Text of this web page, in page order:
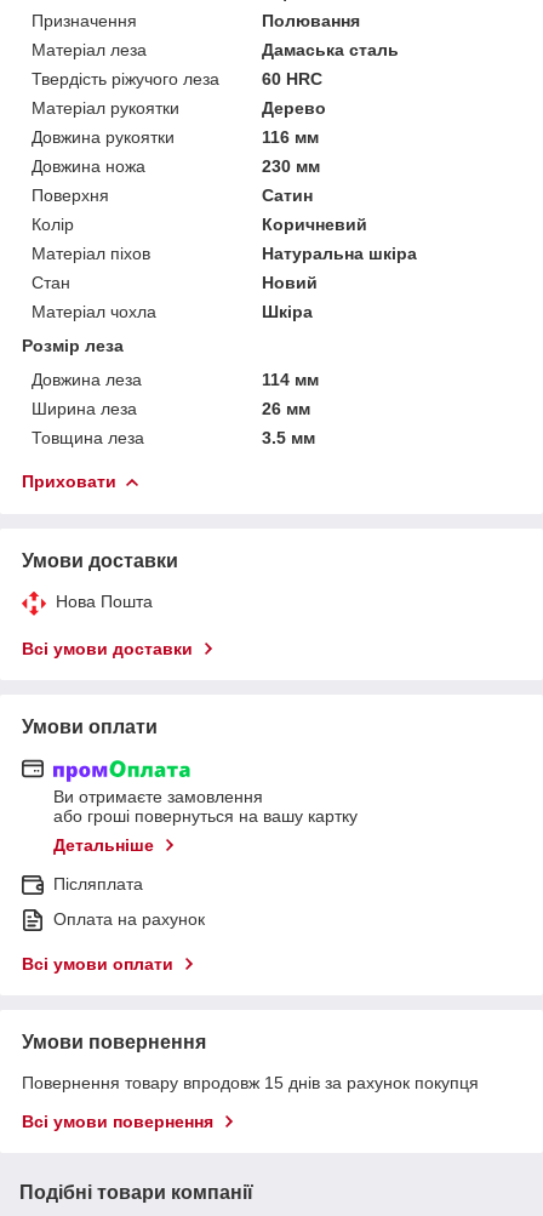
Призначення
Полювання
Матеріал леза
Дамаська сталь
Твердість ріжучого леза
60 HRC
Матеріал рукоятки
Дерево
Довжина рукоятки
116 мм
Довжина ножа
230 мм
Поверхня
Сатин
Колір
Коричневий
Матеріал піхов
Натуральна шкіра
Стан
Новий
Матеріал чохла
Шкіра
Розмір леза
Довжина леза
114 мм
Ширина леза
26 мм
Товщина леза
3.5 мм
Приховати
Умови доставки
Нова Пошта
Всі умови доставки
Умови оплати
Ви отримаєте замовлення
або гроші повернуться на вашу картку
Детальніше
Післяплата
Оплата на рахунок
Всі умови оплати
Умови повернення
Повернення товару впродовж 15 днів за рахунок покупця
Всі умови повернення
Подібні товари компанії